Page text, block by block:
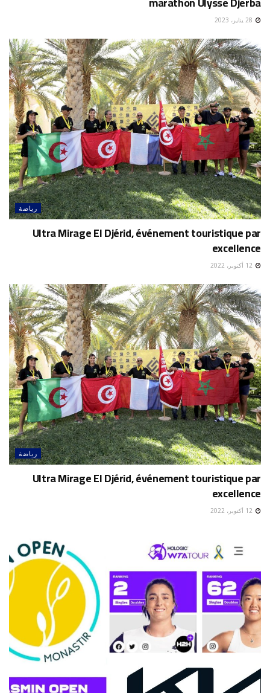
رياضة
Ultra Mirage El Djérid, événement touristique par
excellence
رياضة
Ultra Mirage El Djérid, événement touristique par
excellence